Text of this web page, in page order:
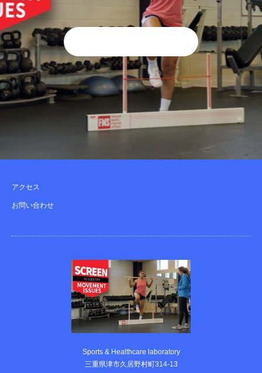
アクセス
お問い合わせ
Sports & Healthcare laboratory
三重県津市久居野村町314-13